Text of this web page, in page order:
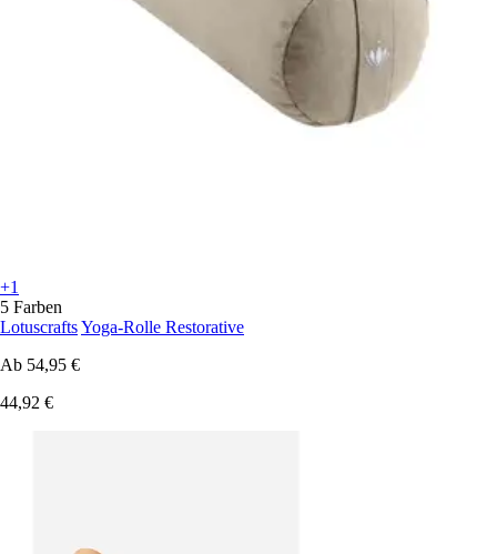
+1
5 Farben
LotuscraftsYoga-Rolle Restorative
Ab 54,95 €
44,92 €